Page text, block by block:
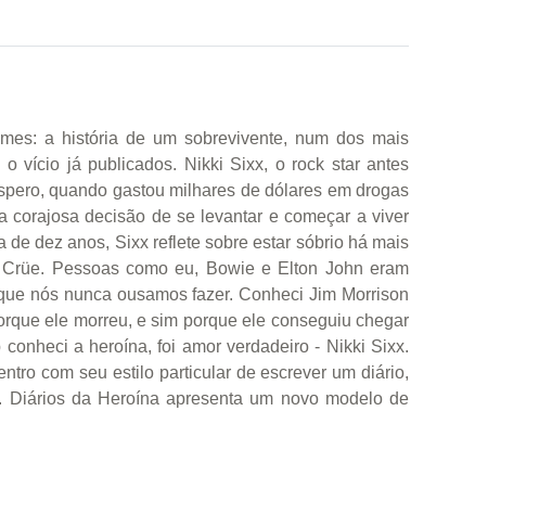
a história de um sobrevivente, num dos mais
vício já publicados. Nikki Sixx, o rock star antes
quando gastou milhares de dólares em drogas
decisão de se levantar e começar a viver
dez anos, Sixx reflete sobre estar sóbrio há mais
Pessoas como eu, Bowie e Elton John eram
nós nunca ousamos fazer. Conheci Jim Morrison
ele morreu, e sim porque ele conseguiu chegar
a heroína, foi amor verdadeiro - Nikki Sixx.
com seu estilo particular de escrever um diário,
da Heroína apresenta um novo modelo de